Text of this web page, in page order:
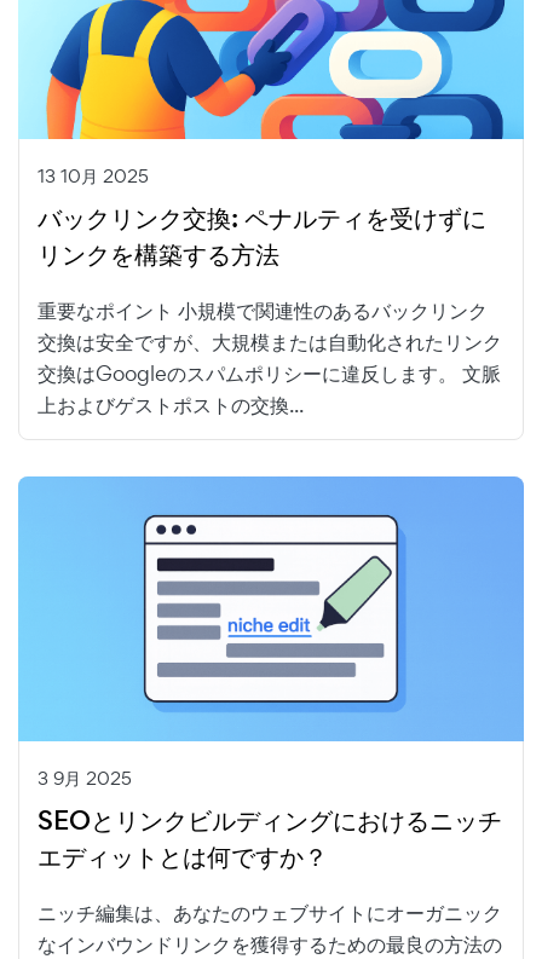
13 10月 2025
バックリンク交換: ペナルティを受けずに
リンクを構築する方法
重要なポイント 小規模で関連性のあるバックリンク
交換は安全ですが、大規模または自動化されたリンク
交換はGoogleのスパムポリシーに違反します。 文脈
上およびゲストポストの交換...
3 9月 2025
SEOとリンクビルディングにおけるニッチ
エディットとは何ですか？
ニッチ編集は、あなたのウェブサイトにオーガニック
なインバウンドリンクを獲得するための最良の方法の